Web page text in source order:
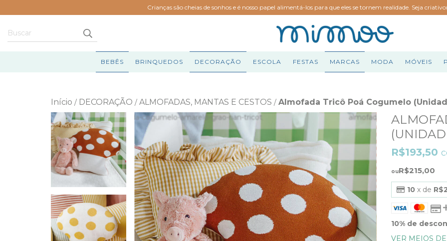
Crianças são cheias de sonhos e é nosso papel alimentá-los para que eles se tornem realidade. Seja
BEBÊS BRINQUEDOS DECORAÇÃO ESCOLA FESTAS MARCAS MODA MÓVEIS
Início / DECORAÇÃO / ALMOFADAS, MANTAS E CESTOS / Almofada Tricô Poá Cogumelo
R$215,00
R$193,50
10 x de
10% de
VER MEIOS